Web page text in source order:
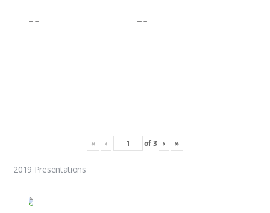
« ‹ of3 › »
2019 Presentations